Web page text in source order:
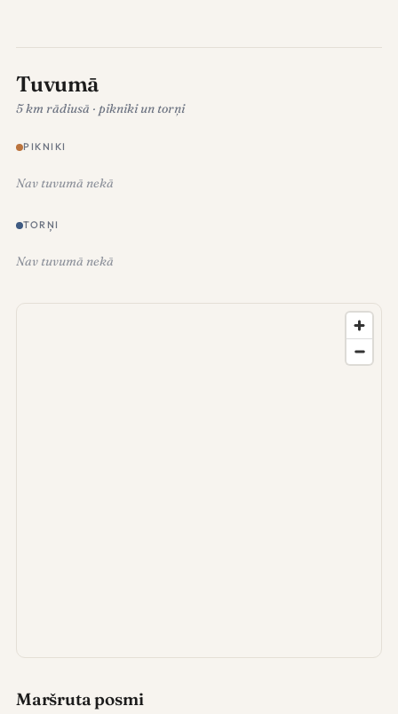
Tuvumā
5 km rādiusā · pikniki un torņi
PIKNIKI
Nav tuvumā nekā
TORŅI
Nav tuvumā nekā
Maršruta posmi